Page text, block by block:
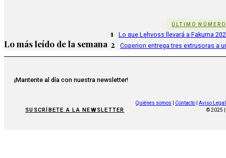
ÚLTIMO NÚMERO
Lo más leído de la semana
1 Lo que Lehvoss llevará a Fakuma
2 Coperion entrega tres extrusoras a
¡Mantente al día con nuestra newsletter!
SUSCRÍBETE A LA NEWSLETTER
Quiénes somos Contacto
Aviso Legal
© 2025